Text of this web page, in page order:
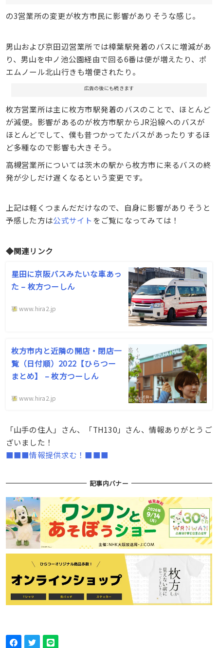
の3営業所の変更が枚方市民に影響がありそうな感じ。
男山および京田辺営業所では樟葉駅発着のバスに増減があ
り、男山を中ノ池公園経由で回る6番は便が増えたり、ポ
エムノール北山行きも増便されたり。
広告の後にも続きます
枚方営業所は主に枚方市駅発着のバスのことで、ほとんど
が減便。影響があるのが枚方市駅からJR沿線へのバスが
ほとんどでして、僕も昔つかってたバスがあったりするほ
ど多種なので影響も大きそう。
高槻営業所については茨木の駅から枚方市に来るバスの終
発が少しだけ遅くなるという変更です。
上記は軽くつまんだだけなので、自身に影響がありそうと
予感した方は公式サイト をご覧になってみては！
◆関連リンク
星田に京阪バスみたいな車あっ
た – 枚方つーしん
www.hira2.jp
枚方市内と近隣の開店・閉店一
覧（日付順）2022【ひらつー
まとめ】 – 枚方つーしん
www.hira2.jp
「山手の住人」さん、「TH130」さん、情報ありがとうご
ざいました！
■■■情報提供求む！■■■
記事内バナー